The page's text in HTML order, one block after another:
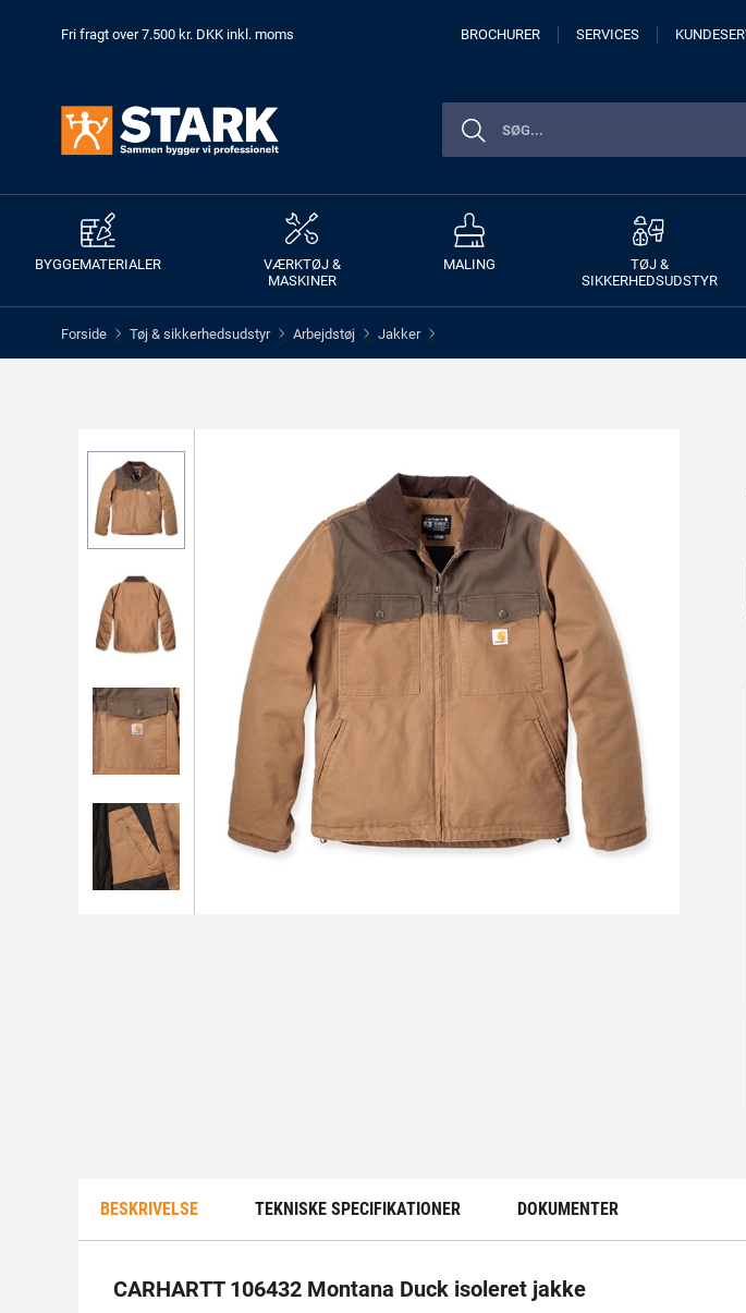
Fri fragt over 7.500 kr. DKK inkl. moms BROCHURER SERVICES
BYGGEMATERIALER
VÆRKTØJ &
MASKINER
MALING
TØJ &
SIKKERHEDSUDSTYR
Forside > Tøj & sikkerhedsudstyr > Arbejdstøj > Jakker >
BESKRIVELSE TEKNISKE SPECIFIKATIONER DOKUMENTER
CARHARTT 106432 Montana Duck isoleret jakke